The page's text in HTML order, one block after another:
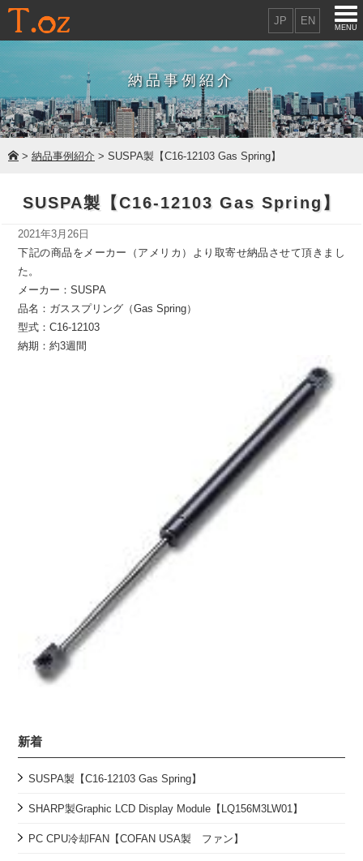
MENU
JP EN
納品事例紹介
> 納品事例紹介 > SUSPA製【C16-12103 Gas Spring】
SUSPA製【C16-12103 Gas Spring】
2021年3月26日
下記の商品をメーカー（アメリカ）より取寄せ納品させて頂きまし
た。
メーカー：SUSPA
品名：ガススプリング（Gas Spring）
型式：C16-12103
納期：約3週間
新着
SUSPA製【C16-12103 Gas Spring】
SHARP製Graphic LCD Display Module【LQ156M3LW01】
PC CPU冷却FAN【COFAN USA製 ファン】